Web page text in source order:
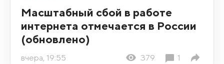
Масштабный сбой в работе
интернета отмечается в России
(обновлено)
вчера, 19:55 379 1